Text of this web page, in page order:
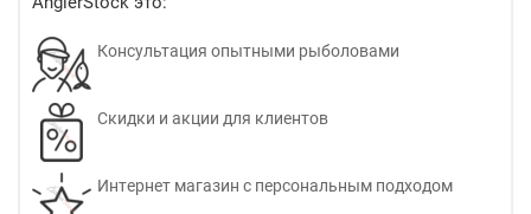
Консультация опытными рыболовами
Скидки и акции для клиентов
Интернет магазин с персональным подходом